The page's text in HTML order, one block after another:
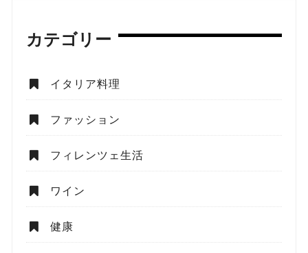
カテゴリー
イタリア料理
ファッション
フィレンツェ生活
ワイン
健康